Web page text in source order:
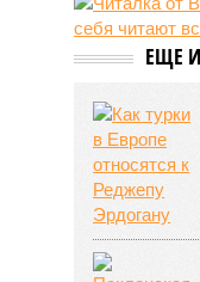
11:43
ЕЩЕ